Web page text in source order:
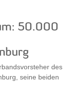
50.000
des
seine beiden